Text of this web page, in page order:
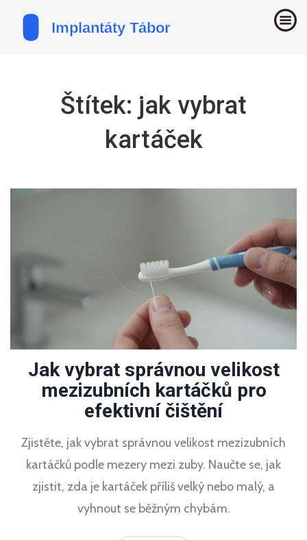
Štítek: jak vybrat
kartáček
Jak vybrat správnou velikost
mezizubních kartáčků pro
efektivní čištění
Zjistěte, jak vybrat správnou velikost mezizubních
kartáčků podle mezery mezi zuby. Naučte se, jak
zjistit, zda je kartáček příliš velký nebo malý, a
vyhnout se běžným chybám.